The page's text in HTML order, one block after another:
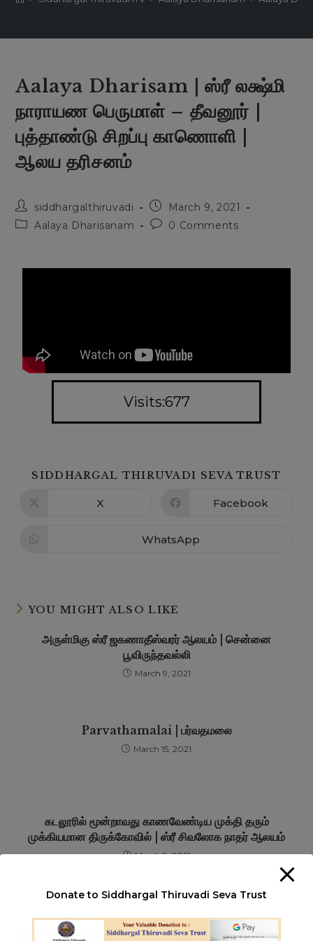
Aalaya Dharisam | ஸ்ரீ லக்ஷ்மி
நாராயண பெருமாள் – தீவனூர் |
புத்தாண்டு சிறப்பு காணொளி |
ஆலய தரிசனம்
siddhargalthiruvadi
March 9, 2021
Aalaya Dharisanam
0 Comments
Visits:677
SIDDHARGAL THIRUVADI SEVA TRUST
X Facebook
WhatsApp
YOU MIGHT ALSO LIKE
அருள்மிகு ஸ்ரீ ஜகணாதீஸ்வரர் ஆலயம் | சென்னை
பூவிருந்தவல்லி
March 9, 2021
Parvathamalai | பர்வதமலை
March 15, 2021
கடலூரில் மூன்றாவது காணவேண்டிய முக்தி தரும்
முக்கியமான திருக்கோவில் | ஸ்ரீ சிவலோக நாதர் ஆலயம்
March 9, 2021
Leave a Reply
Donate to Siddhargal Thiruvadi Seva Trust